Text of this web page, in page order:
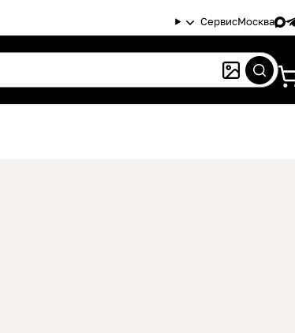
СервисМосква